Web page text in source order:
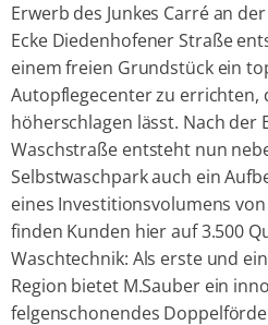
Erwerb des Junkes Carré an
Ecke Diedenhofener Straße
einem freien Grundstück ein
Autopflegecenter zu errichten,
höherschlagen lässt. Nach der
Waschstraße entsteht nun
Selbstwaschpark auch ein
eines Investitionsvolumens
finden Kunden hier auf 3.500
Waschtechnik: Als erste und
Region bietet M.Sauber ein
felgenschonendes